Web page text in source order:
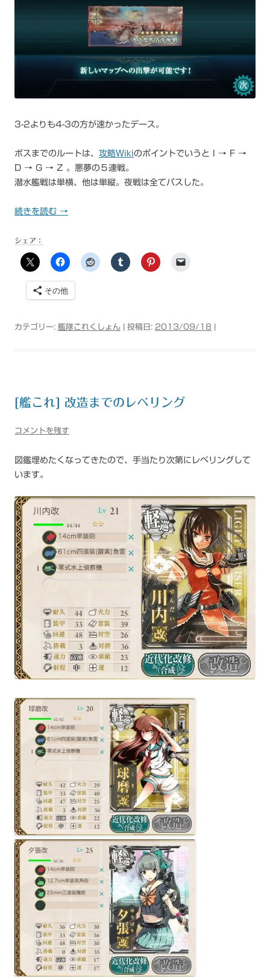
3-2よりも4-3の方が速かったデース。
ボスまでのルートは、 攻略Wikiのポイントでいうと I → F →
D → G → Z 。悪夢の５連戦。
潜水艦戦は単横、他は単縦。夜戦は全てパスした。
続きを読む →
シェア：
その他
カテゴリー: 艦隊これくしょん | 投稿日: 2013/09/18
[艦これ] 改造までのレベリング
コメントを残す
図鑑埋めたくなってきたので、手当たり次第にレベリングして
います。